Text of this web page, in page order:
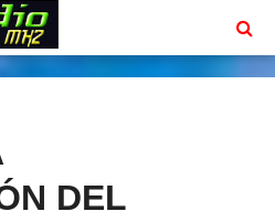
DEL